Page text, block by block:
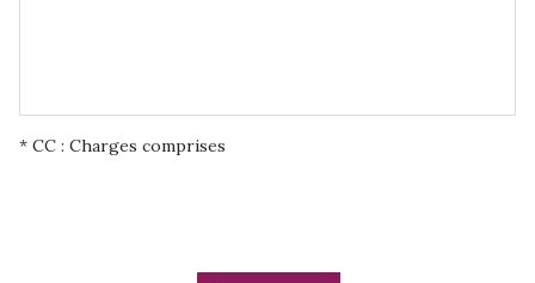
* CC : Charges comprises